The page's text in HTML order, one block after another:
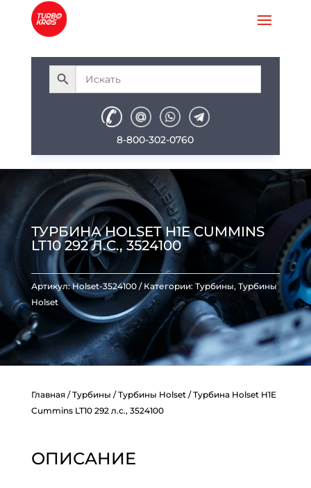
8-800-302-0760
ТУРБИНА HOLSET H1E CUMMINS
LT10 292 Л.С., 3524100
Артикул:Holset-3524100 Категории: Турбины, Турбины
Holset
Главная/Турбины /Турбины Holset/ Турбина Holset H1E
Cummins LT10 292 л.с., 3524100
ОПИСАНИЕ